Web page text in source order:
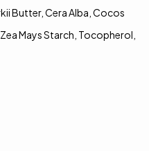
Butter, Cera Alba, Cocos
Mays Starch, Tocopherol,